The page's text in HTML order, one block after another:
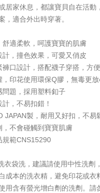
居家休息，都讓寶貝自在活動
，適合外出時穿著。
舒適柔軟，呵護寶寶的肌膚
計，撞色效果，可愛又俏皮
褲口設計，搭配襪子穿搭，方
，印花使用環保Q膠，無毒更
問題，採用塑料釦子
，不易扣錯！
JAPAN製，耐用又好扣，不易
，不會碰觸到寶寶肌膚
規範CNS15290
袋洗，建議請使用中性洗劑
成本的洗衣精，避免印花或衣
用含有螢光增白劑的洗劑。請